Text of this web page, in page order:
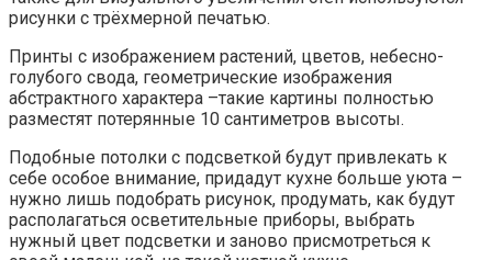
рисунки с трёхмерной печатью.
Принты с изображением растений, цветов, небесно-
голубого свода, геометрические изображения
абстрактного характера –такие картины полностью
разместят потерянные 10 сантиметров высоты.
Подобные потолки с подсветкой будут привлекать к
себе особое внимание, придадут кухне больше уюта –
нужно лишь подобрать рисунок, продумать, как будут
располагаться осветительные приборы, выбрать
нужный цвет подсветки и заново присмотреться к